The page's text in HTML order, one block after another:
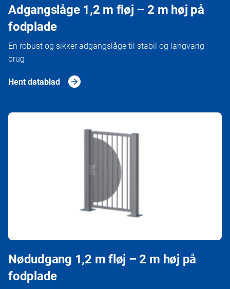
Adgangslåge 1,2 m fløj – 2 m høj på
fodplade
En robust og sikker adgangslåge til stabil og langvarig
brug
Hent datablad
Nødudgang 1,2 m fløj – 2 m høj på
fodplade